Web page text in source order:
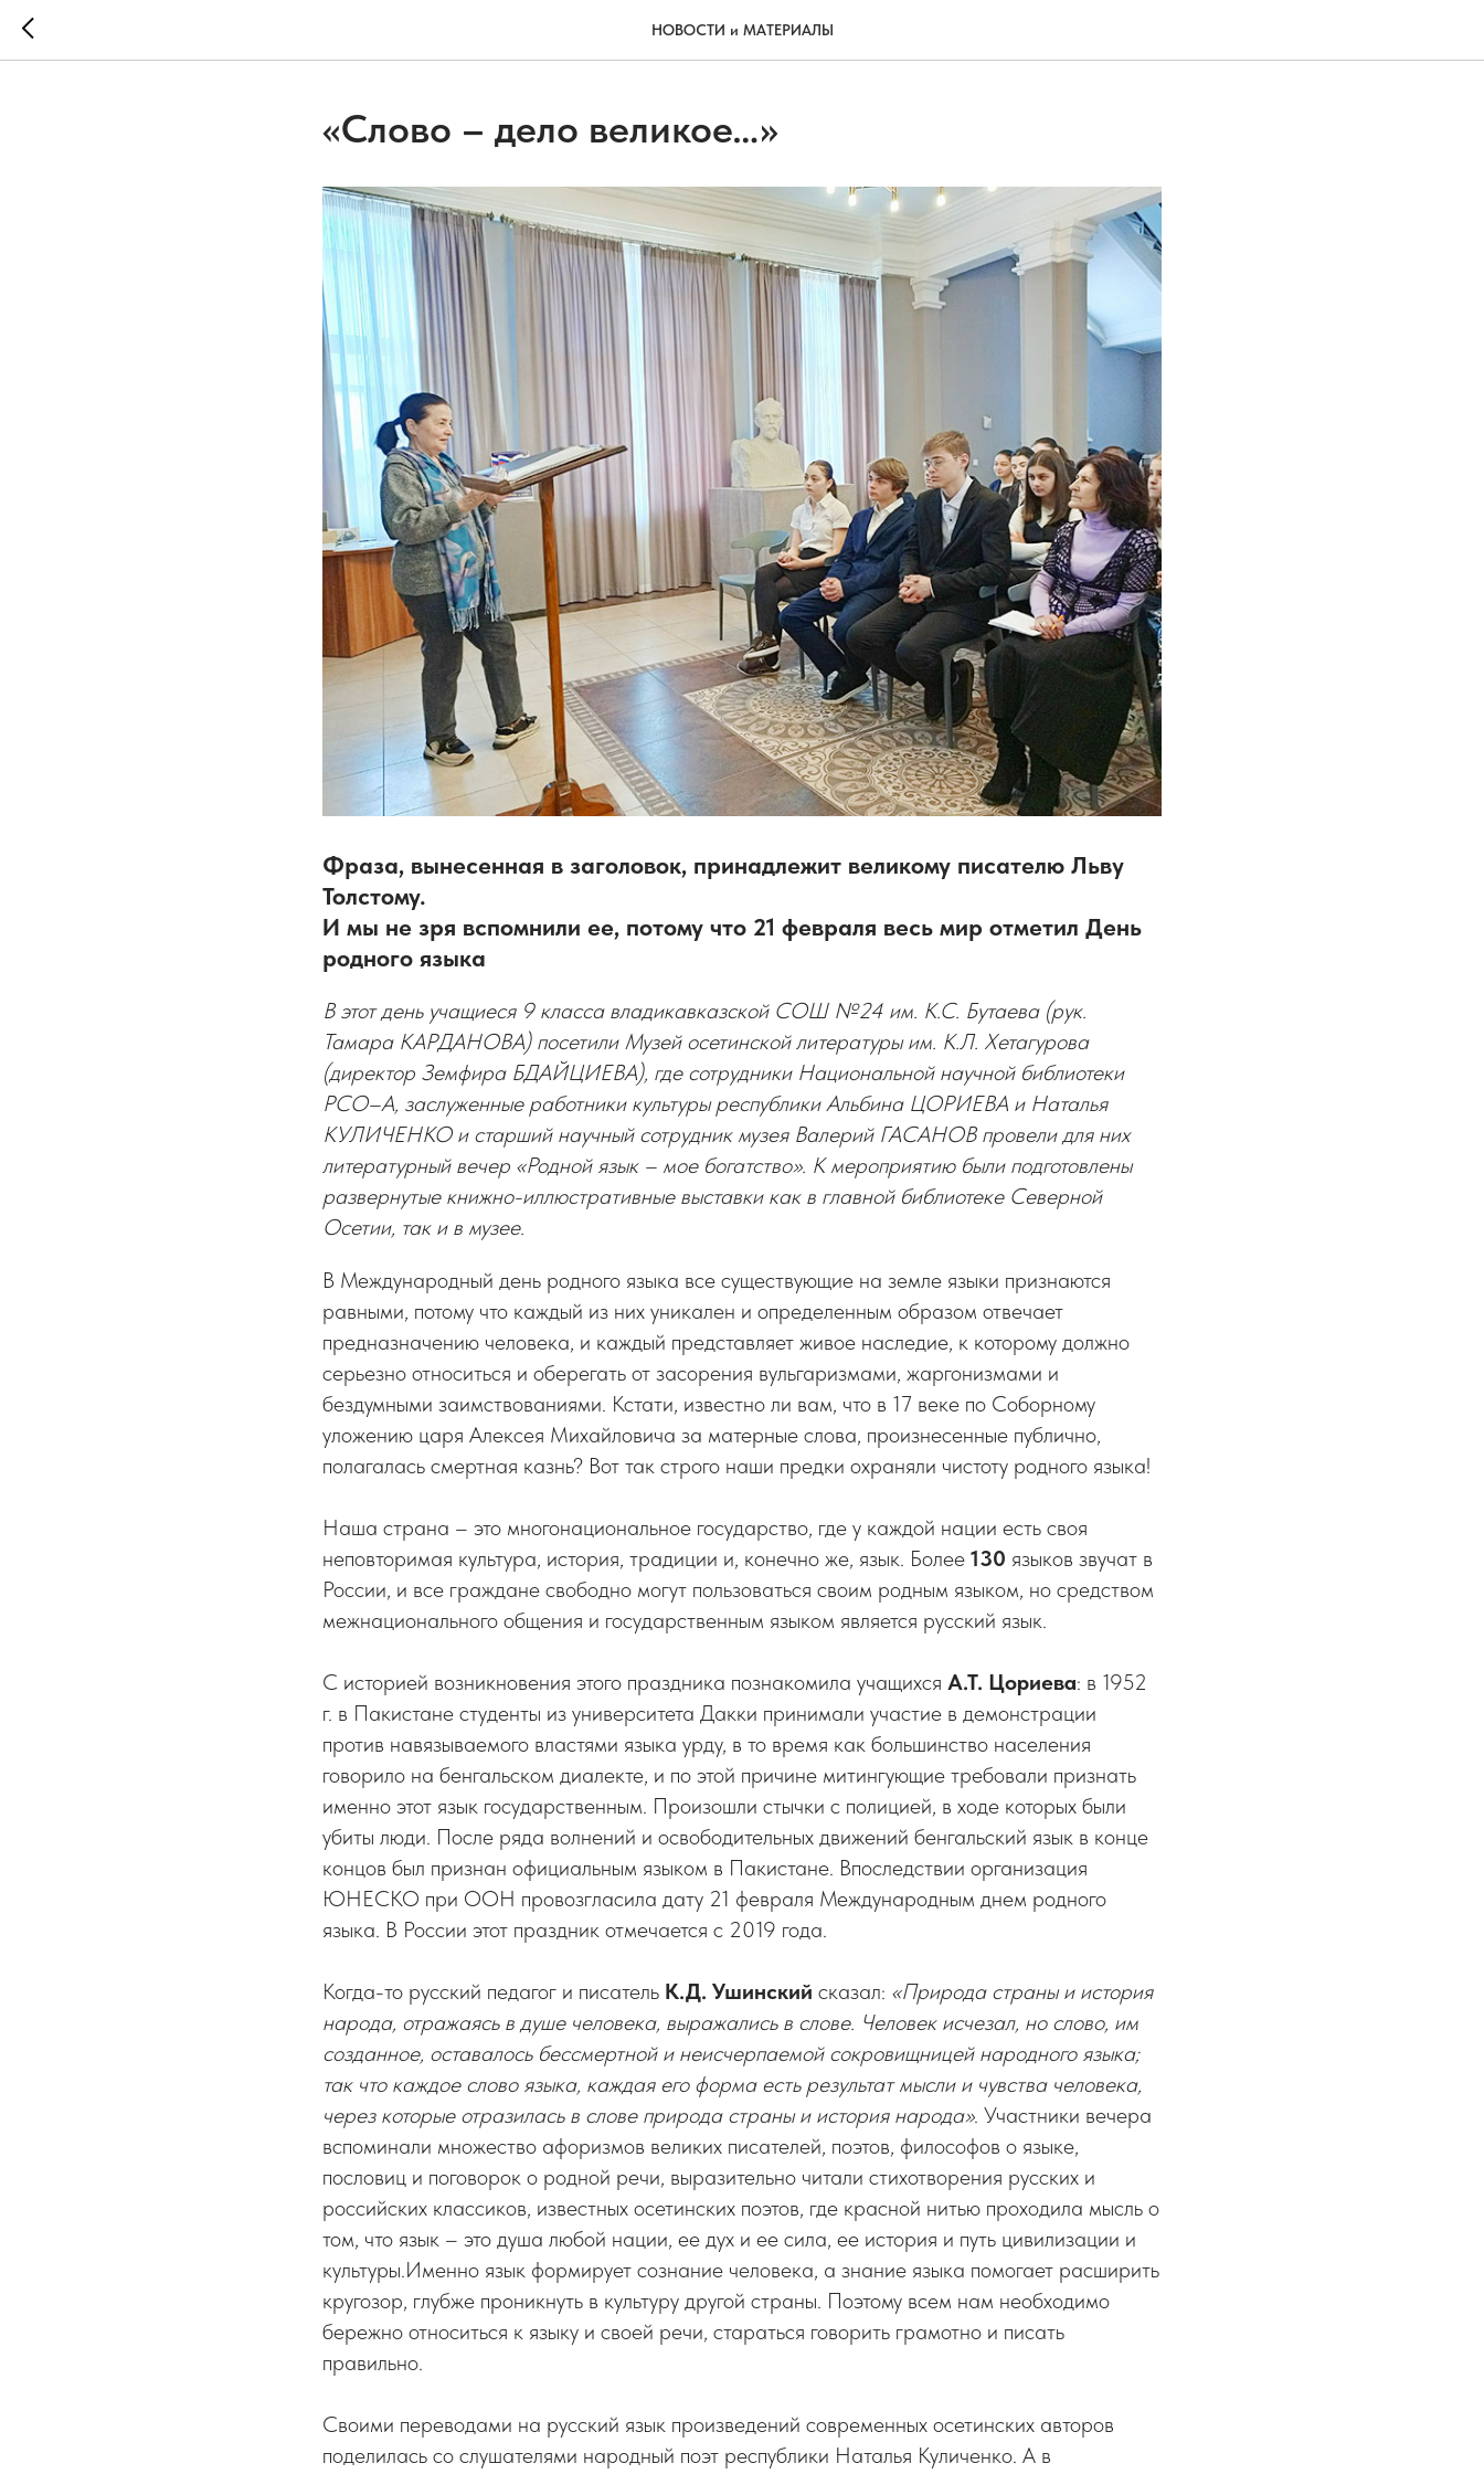
НОВОСТИ и МАТЕРИАЛЫ
«Слово – дело великое…»
Фраза, вынесенная в заголовок, принадлежит великому писателю Льву
Толстому.
И мы не зря вспомнили ее, потому что 21 февраля весь мир отметил День
родного языка
В этот день учащиеся 9 класса владикавказской СОШ №24 им. К.С. Бутаева (рук.
Тамара КАРДАНОВА) посетили Музей осетинской литературы им. К.Л. Хетагурова
(директор Земфира БДАЙЦИЕВА), где сотрудники Национальной научной библиотеки
РСО–А, заслуженные работники культуры республики Альбина ЦОРИЕВА и Наталья
КУЛИЧЕНКО и старший научный сотрудник музея Валерий ГАСАНОВ провели для них
литературный вечер «Родной язык – мое богатство». К мероприятию были подготовлены
развернутые книжно-иллюстративные выставки как в главной библиотеке Северной
Осетии, так и в музее.
В Международный день родного языка все существующие на земле языки признаются
равными, потому что каждый из них уникален и определенным образом отвечает
предназначению человека, и каждый представляет живое наследие, к которому должно
серьезно относиться и оберегать от засорения вульгаризмами, жаргонизмами и
бездумными заимствованиями. Кстати, известно ли вам, что в 17 веке по Соборному
уложению царя Алексея Михайловича за матерные слова, произнесенные публично,
полагалась смертная казнь? Вот так строго наши предки охраняли чистоту родного языка!
Наша страна – это многонациональное государство, где у каждой нации есть своя
неповторимая культура, история, традиции и, конечно же, язык. Более 130 языков звучат в
России, и все граждане свободно могут пользоваться своим родным языком, но средством
межнационального общения и государственным языком является русский язык.
С историей возникновения этого праздника познакомила учащихся А.Т. Цориева: в 1952
г. в Пакистане студенты из университета Дакки принимали участие в демонстрации
против навязываемого властями языка урду, в то время как большинство населения
говорило на бенгальском диалекте, и по этой причине митингующие требовали признать
именно этот язык государственным. Произошли стычки с полицией, в ходе которых были
убиты люди. После ряда волнений и освободительных движений бенгальский язык в конце
концов был признан официальным языком в Пакистане. Впоследствии организация
ЮНЕСКО при ООН провозгласила дату 21 февраля Международным днем родного
языка. В России этот праздник отмечается с 2019 года.
Когда-то русский педагог и писатель К.Д. Ушинский сказал: «Природа страны и история
народа, отражаясь в душе человека, выражались в слове. Человек исчезал, но слово, им
созданное, оставалось бессмертной и неисчерпаемой сокровищницей народного языка;
так что каждое слово языка, каждая его форма есть результат мысли и чувства человека,
через которые отразилась в слове природа страны и история народа». Участники вечера
вспоминали множество афоризмов великих писателей, поэтов, философов о языке,
пословиц и поговорок о родной речи, выразительно читали стихотворения русских и
российских классиков, известных осетинских поэтов, где красной нитью проходила мысль о
том, что язык – это душа любой нации, ее дух и ее сила, ее история и путь цивилизации и
культуры.Именно язык формирует сознание человека, а знание языка помогает расширить
кругозор, глубже проникнуть в культуру другой страны. Поэтому всем нам необходимо
бережно относиться к языку и своей речи, стараться говорить грамотно и писать
правильно.
Своими переводами на русский язык произведений современных осетинских авторов
поделилась со слушателями народный поэт республики Наталья Куличенко. А в